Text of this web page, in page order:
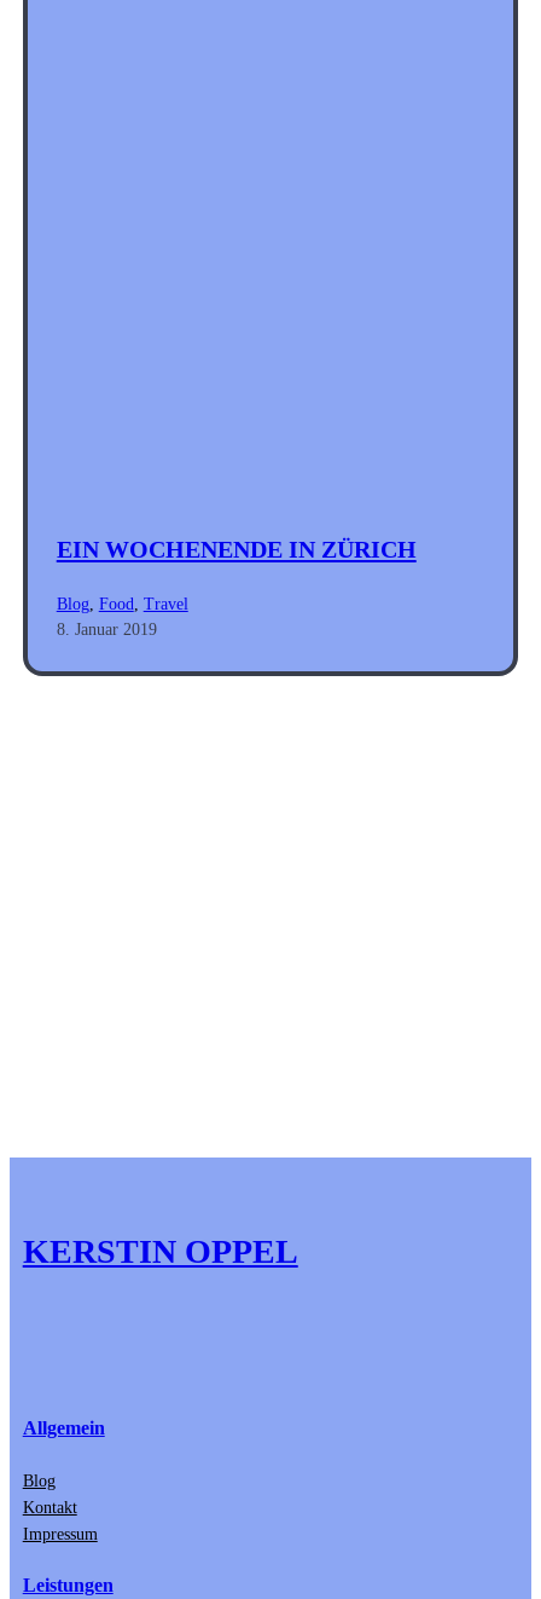
EIN WOCHENENDE IN ZÜRICH
Blog, Food
Travel
8. Januar 2019
KERSTIN OPPEL
Allgemein
Blog
Kontakt
Impressum
Leistungen